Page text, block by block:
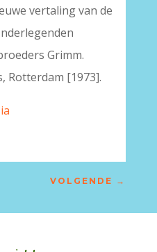
vertaling van de
Grimm.
Rotterdam [1973].
VOLGENDE →